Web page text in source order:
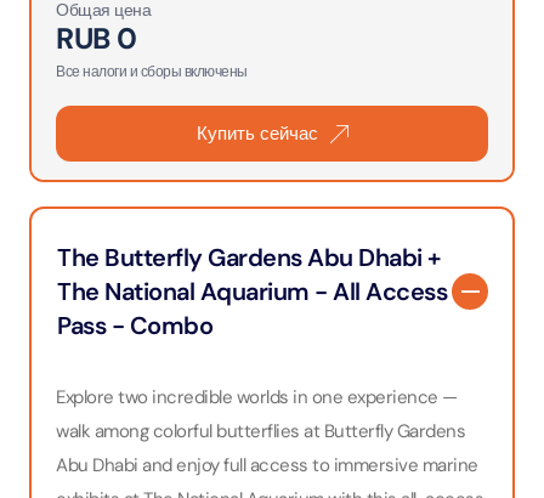
Общая цена
RUB0
Все налоги и сборы включены
Купить сейчас
The Butterfly Gardens Abu Dhabi +
The National Aquarium - All Access
Pass - Combo
Explore two incredible worlds in one experience —
walk among colorful butterflies at Butterfly Gardens
Abu Dhabi and enjoy full access to immersive marine